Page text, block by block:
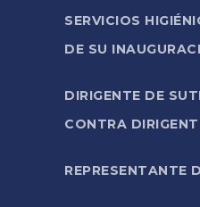
SERVICIOS
DE SU
DIRIGENTE DE
CONTRA
REPRESENTANTE